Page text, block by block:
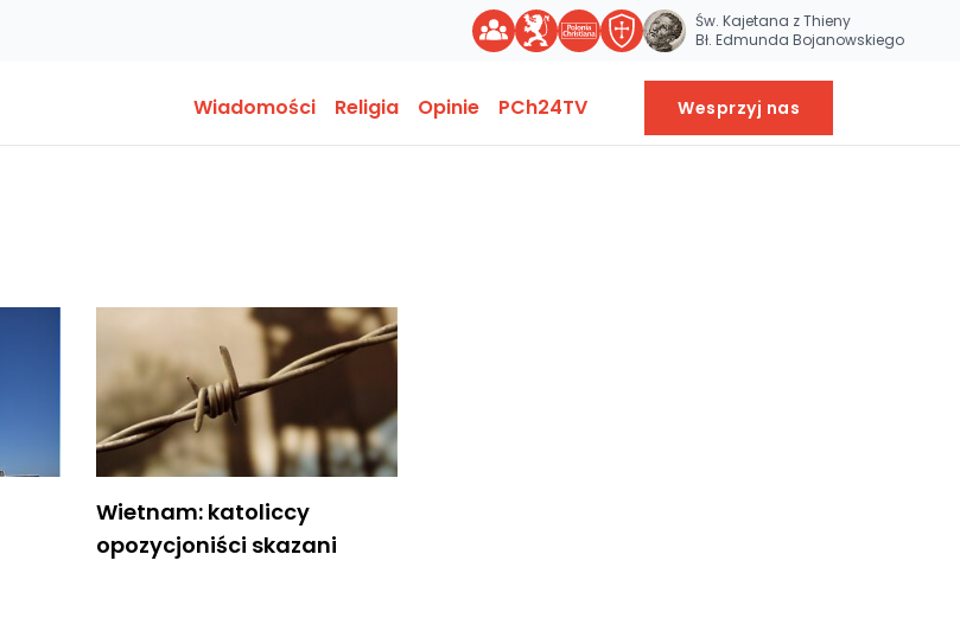
Św. Kajetana z Thieny
Bł. Edmunda Bojanowskiego
Wiadomości Religia Opinie PCh24TV Wesprzyj nas
Wietnam: katoliccy
opozycjoniści skazani